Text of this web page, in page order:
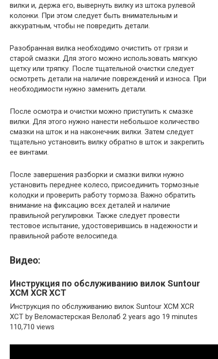
вилки и, держа его, вывернуть вилку из штока рулевой
колонки. При этом следует быть внимательным и
аккуратным, чтобы не повредить детали.
Разобранная вилка необходимо очистить от грязи и
старой смазки. Для этого можно использовать мягкую
щетку или тряпку. После тщательной очистки следует
осмотреть детали на наличие повреждений и износа. При
необходимости нужно заменить детали.
После осмотра и очистки можно приступить к смазке
вилки. Для этого нужно нанести небольшое количество
смазки на шток и на наконечник вилки. Затем следует
тщательно установить вилку обратно в шток и закрепить
ее винтами.
После завершения разборки и смазки вилки нужно
установить переднее колесо, присоединить тормозные
колодки и проверить работу тормоза. Важно обратить
внимание на фиксацию всех деталей и наличие
правильной регулировки. Также следует провести
тестовое испытание, удостоверившись в надежности и
правильной работе велосипеда.
Видео:
Инструкция по обслуживанию вилок Suntour
XCM XCR XCT
Инструкция по обслуживанию вилок Suntour XCM XCR
XCT by Веломастерская Велолаб 2 years ago 19 minutes
110,710 views